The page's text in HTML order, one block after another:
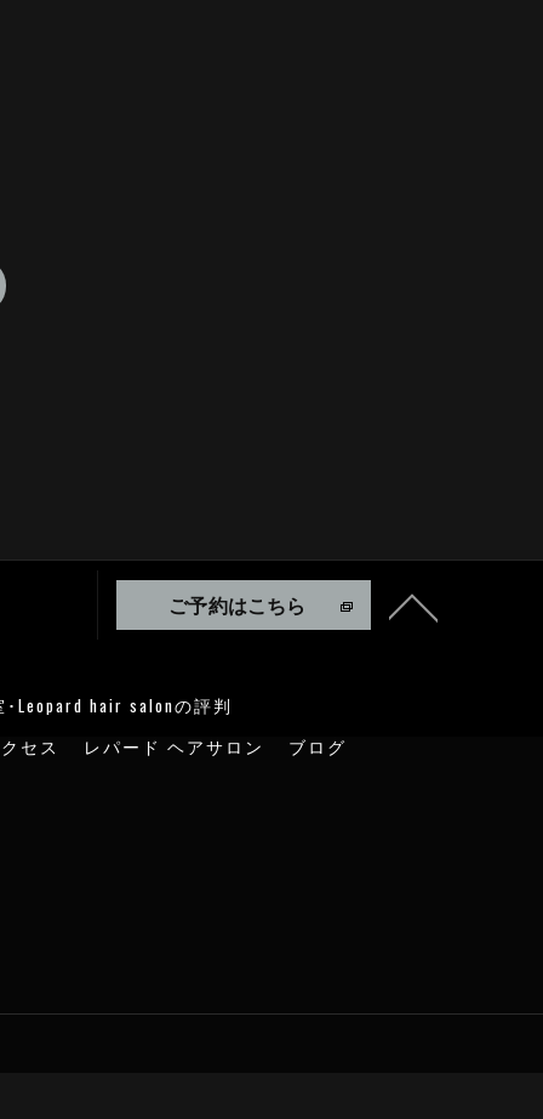
ご予約はこちら
Leopard hair salonの評判
セス
レパード ヘアサロン ブログ